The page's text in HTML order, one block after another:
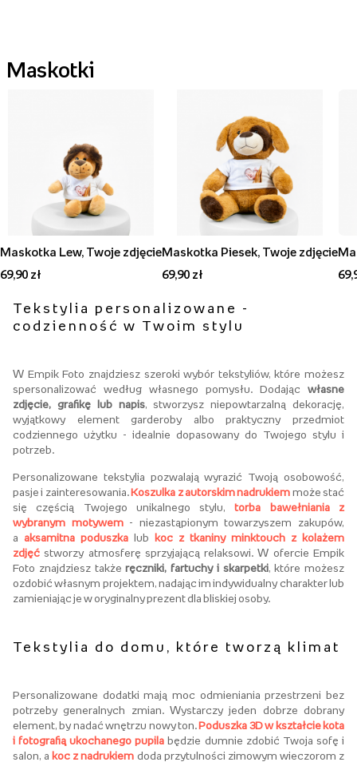
Maskotki
Maskotka Lew, Twoje zdjęcie
69,90 zł
Maskotka Piesek, Twoje zdjęcie
69,90 zł
Tekstylia personalizowane -
codzienność w Twoim stylu
W Empik Foto znajdziesz szeroki wybór tekstyliów, które możesz
spersonalizować według własnego pomysłu. Dodając własne
zdjęcie, grafikę lub napis, stworzysz niepowtarzalną dekorację,
wyjątkowy element garderoby albo praktyczny przedmiot
codziennego użytku - idealnie dopasowany do Twojego stylu i
potrzeb.
Personalizowane tekstylia pozwalają wyrazić Twoją osobowość,
pasje i zainteresowania.Koszulka z autorskim nadrukiem może stać
się częścią Twojego unikalnego stylu,torba bawełniania z
wybranym motywem - niezastąpionym towarzyszem zakupów,
a aksamitna poduszka lub koc z tkaniny minktouch z kolażem
zdjęć stworzy atmosferę sprzyjającą relaksowi. W ofercie Empik
Foto znajdziesz takżeręczniki, fartuchy i skarpetki, które możesz
ozdobić własnym projektem, nadając im indywidualny charakter lub
zamieniając je w oryginalnyprezent dla bliskiej osoby.
Tekstylia do domu, które tworzą klimat
Personalizowane dodatki mają moc odmieniania przestrzeni bez
potrzeby generalnych zmian. Wystarczy jeden dobrze dobrany
element, by nadać wnętrzu nowy ton.Poduszka 3D w kształcie kota
i fotografią ukochanego pupila będzie dumnie zdobić Twoja sofę i
salon, a koc z nadrukiem doda przytulności zimowym wieczorom z